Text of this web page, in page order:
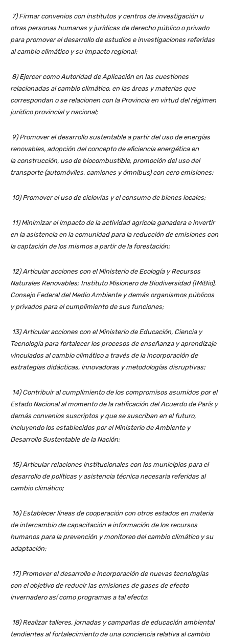
7) Firmar convenios con institutos y centros de investigación u
otras personas humanas y jurídicas de derecho público o privado
para promover el desarrollo de estudios e investigaciones referidas
al cambio climático y su impacto regional;
8) Ejercer como Autoridad de Aplicación en las cuestiones
relacionadas al cambio climático, en las áreas y materias que
correspondan o se relacionen con la Provincia en virtud del régimen
jurídico provincial y nacional;
9) Promover el desarrollo sustentable a partir del uso de energías
renovables, adopción del concepto de eficiencia energética en
la construcción, uso de biocombustible, promoción del uso del
transporte (automóviles, camiones y ómnibus) con cero emisiones;
10) Promover el uso de ciclovías y el consumo de bienes locales;
11) Minimizar el impacto de la actividad agrícola ganadera e invertir
en la asistencia en la comunidad para la reducción de emisiones con
la captación de los mismos a partir de la forestación;
12) Articular acciones con el Ministerio de Ecología y Recursos
Naturales Renovables; Instituto Misionero de Biodiversidad (IMiBio),
Consejo Federal del Medio Ambiente y demás organismos públicos
y privados para el cumplimiento de sus funciones;
13) Articular acciones con el Ministerio de Educación, Ciencia y
Tecnología para fortalecer los procesos de enseñanza y aprendizaje
vinculados al cambio climático a través de la incorporación de
estrategias didácticas, innovadoras y metodologías disruptivas;
14) Contribuir al cumplimiento de los compromisos asumidos por el
Estado Nacional al momento de la ratificación del Acuerdo de París y
demás convenios suscriptos y que se suscriban en el futuro,
incluyendo los establecidos por el Ministerio de Ambiente y
Desarrollo Sustentable de la Nación;
15) Articular relaciones institucionales con los municipios para el
desarrollo de políticas y asistencia técnica necesaria referidas al
cambio climático;
16) Establecer líneas de cooperación con otros estados en materia
de intercambio de capacitación e información de los recursos
humanos para la prevención y monitoreo del cambio climático y su
adaptación;
17) Promover el desarrollo e incorporación de nuevas tecnologías
con el objetivo de reducir las emisiones de gases de efecto
invernadero así como programas a tal efecto;
18) Realizar talleres, jornadas y campañas de educación ambiental
tendientes al fortalecimiento de una conciencia relativa al cambio